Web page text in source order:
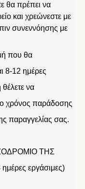
θα πρέπει να
και χρεώνεστε με
συνεννόησης με
που θα
8-12 ημέρες
να
χρόνος παράδοσης
παραγγελίας σας.
ΤΗΣ
εργάσιμες)